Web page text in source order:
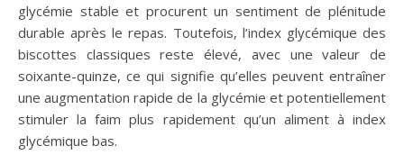
glycémie stable et procurent un sentiment de plénitude
durable après le repas. Toutefois, l’index glycémique des
biscottes classiques reste élevé, avec une valeur de
soixante-quinze, ce qui signifie qu’elles peuvent entraîner
une augmentation rapide de la glycémie et potentiellement
stimuler la faim plus rapidement qu’un aliment à index
glycémique bas.